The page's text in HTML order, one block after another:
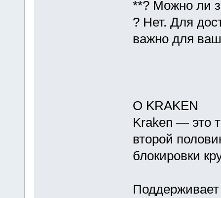
**? Можно ли
? Нет. Для
важно для
О KRAKEN
Kraken — это
второй
блокировки